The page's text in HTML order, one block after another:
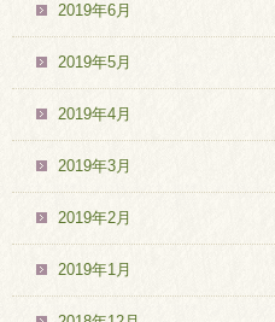
2019年6月
2019年5月
2019年4月
2019年3月
2019年2月
2019年1月